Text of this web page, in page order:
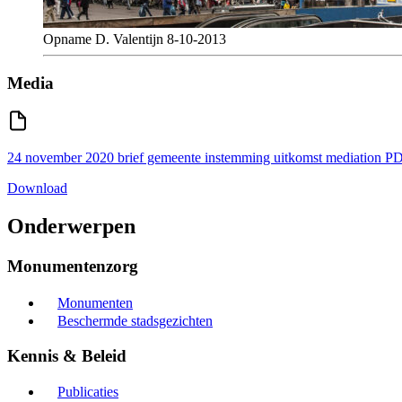
Opname D. Valentijn 8-10-2013
Media
24 november 2020 brief gemeente instemming uitkomst mediation
Download
Onderwerpen
Monumentenzorg
Monumenten
Beschermde stadsgezichten
Kennis & Beleid
Publicaties